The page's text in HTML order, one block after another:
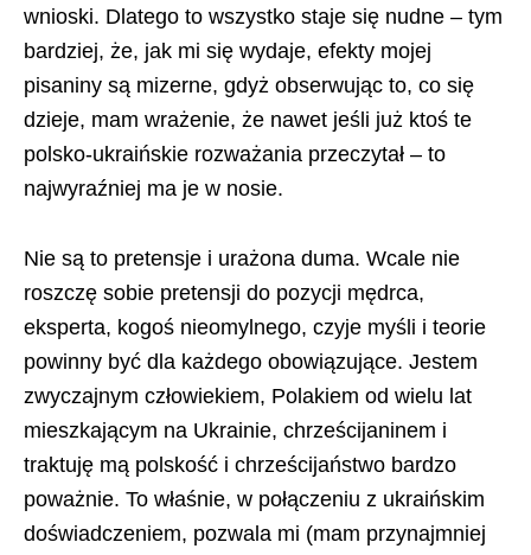
wnioski. Dlatego to wszystko staje się nudne – tym
bardziej, że, jak mi się wydaje, efekty mojej
pisaniny są mizerne, gdyż obserwując to, co się
dzieje, mam wrażenie, że nawet jeśli już ktoś te
polsko-ukraińskie rozważania przeczytał – to
najwyraźniej ma je w nosie.
Nie są to pretensje i urażona duma. Wcale nie
roszczę sobie pretensji do pozycji mędrca,
eksperta, kogoś nieomylnego, czyje myśli i teorie
powinny być dla każdego obowiązujące. Jestem
zwyczajnym człowiekiem, Polakiem od wielu lat
mieszkającym na Ukrainie, chrześcijaninem i
traktuję mą polskość i chrześcijaństwo bardzo
poważnie. To właśnie, w połączeniu z ukraińskim
doświadczeniem, pozwala mi (mam przynajmniej